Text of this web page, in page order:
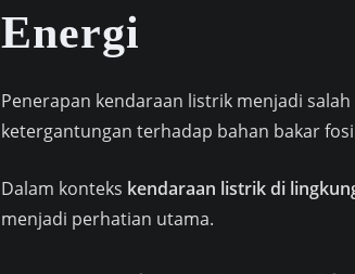
Energi
Penerapan kendaraan listrik menjadi
ketergantungan terhadap bahan bakar
Dalam konteks kendaraan listrik di
menjadi perhatian utama.